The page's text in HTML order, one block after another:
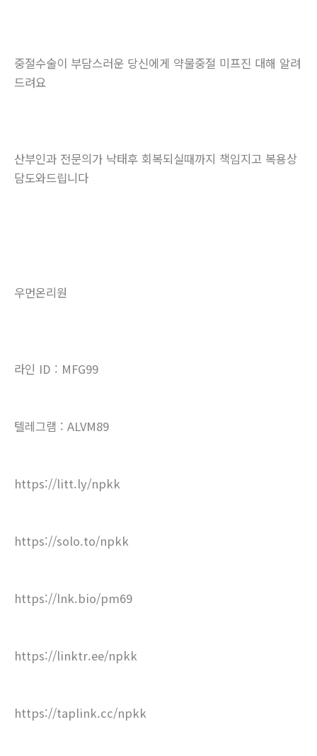
중절수술이 부담스러운 당신에게 약물중절 미프진 대해 알려
드려요
산부인과 전문의가 낙태후 회복되실때까지 책임지고 복용상
담도와드립니다
우먼온리원
라인 ID : MFG99
텔레그램 : ALVM89
https://litt.ly/npkk
https://solo.to/npkk
https://lnk.bio/pm69
https://linktr.ee/npkk
https://taplink.cc/npkk